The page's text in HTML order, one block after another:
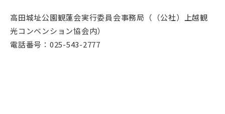
高田城址公園観蓮会実行委員会事務局（（公社）上越観
光コンベンション協会内）
電話番号：025-543-2777